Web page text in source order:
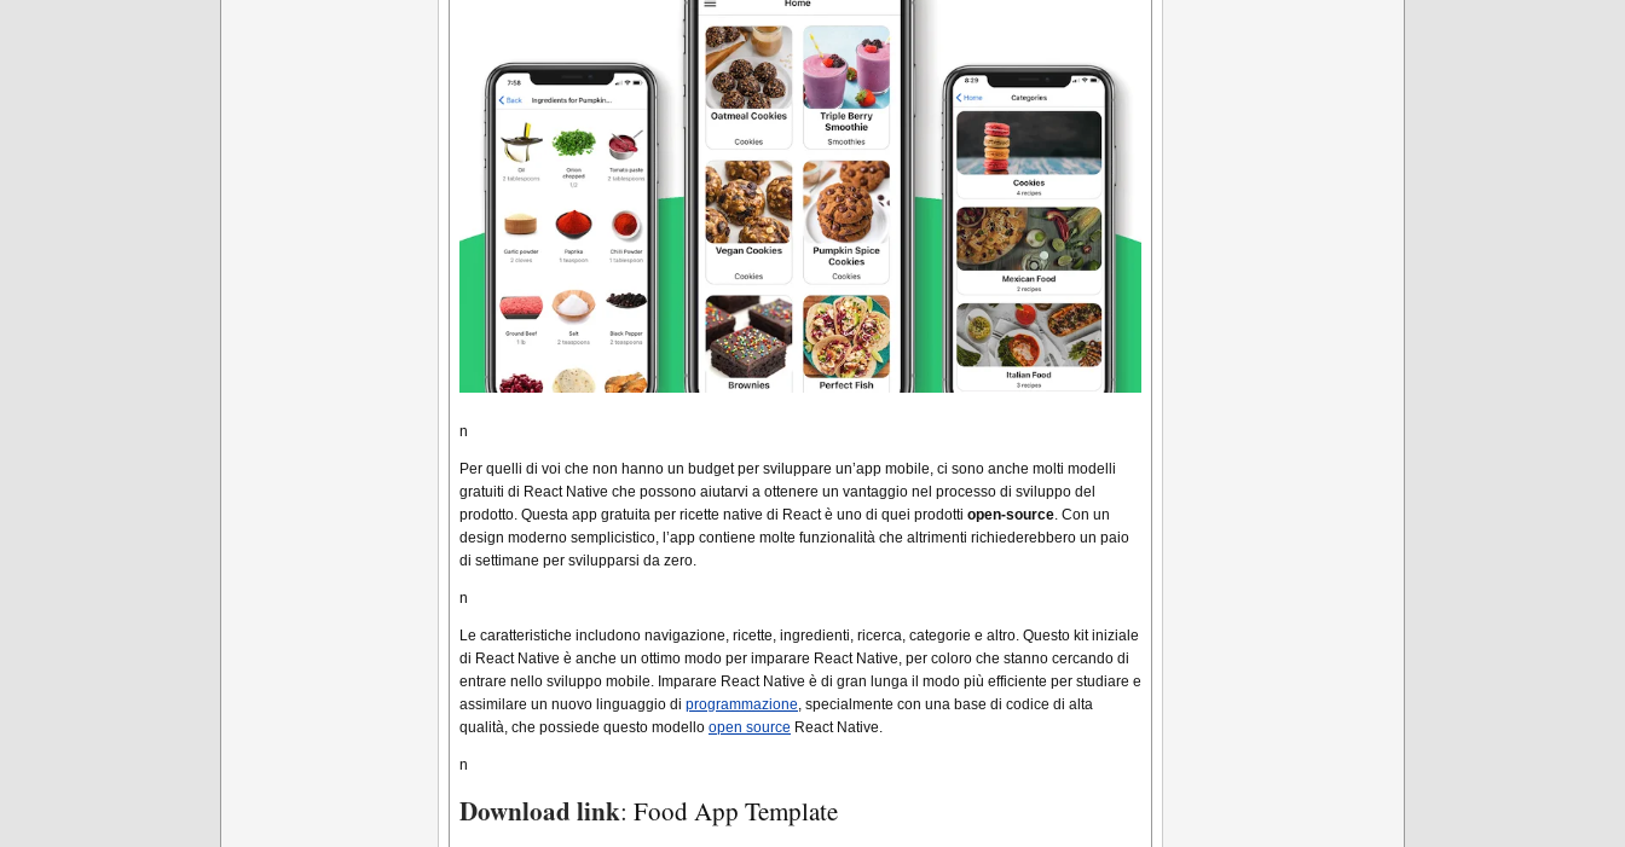
n
Per quelli di voi che non hanno un budget per sviluppare un’app mobile, ci sono anche molti modelli
gratuiti di React Native che possono aiutarvi a ottenere un vantaggio nel processo di sviluppo del
prodotto. Questa app gratuita per ricette native di React è uno di quei prodotti open-source . Con un
design moderno semplicistico, l’app contiene molte funzionalità che altrimenti richiederebbero un paio
di settimane per svilupparsi da zero.
n
Le caratteristiche includono navigazione, ricette, ingredienti, ricerca, categorie e altro. Questo kit iniziale
di React Native è anche un ottimo modo per imparare React Native, per coloro che stanno cercando di
entrare nello sviluppo mobile. Imparare React Native è di gran lunga il modo più efficiente per studiare e
assimilare un nuovo linguaggio di programmazione , specialmente con una base di codice di alta
qualità, che possiede questo modello open source React Native.
n
Download link: Food App Template